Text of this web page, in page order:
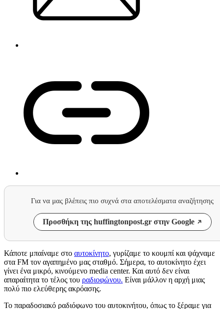
Για να μας βλέπεις πιο συχνά στα αποτελέσματα αναζήτησης
Προσθήκη της huffingtonpost.gr στην Google
Κάποτε μπαίναμε στο αυτοκίνητο, γυρίζαμε το κουμπί και ψάχναμε
στα FM τον αγαπημένο μας σταθμό. Σήμερα, το αυτοκίνητο έχει
γίνει ένα μικρό, κινούμενο media center. Και αυτό δεν είναι
απαραίτητα το τέλος του ραδιοφώνου. Είναι μάλλον η αρχή μιας
πολύ πιο ελεύθερης ακρόασης.
Το παραδοσιακό ραδιόφωνο του αυτοκινήτου, όπως το ξέραμε για